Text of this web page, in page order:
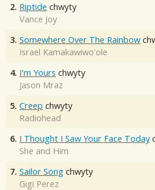
2. Riptide chwyty
Vance Joy
3. Somewhere Over The Rainbow
Israel Kamakawiwo'ole
4. I'm Yours chwyty
Jason Mraz
5. Creep chwyty
Radiohead
6. I Thought I Saw Your Face Today
She and Him
7. Sailor Song chwyty
Gigi Perez